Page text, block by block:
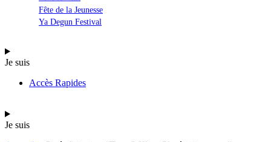
Fête de la Jeunesse
Ya Degun Festival
Je suis
Accès Rapides
Je suis